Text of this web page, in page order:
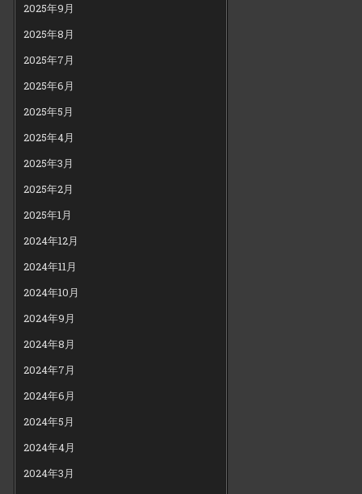
2025年9月
2025年8月
2025年7月
2025年6月
2025年5月
2025年4月
2025年3月
2025年2月
2025年1月
2024年12月
2024年11月
2024年10月
2024年9月
2024年8月
2024年7月
2024年6月
2024年5月
2024年4月
2024年3月